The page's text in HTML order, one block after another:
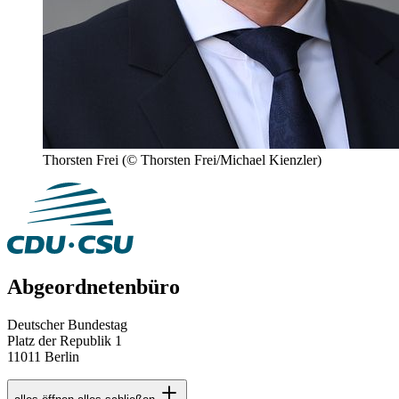
Thorsten Frei (© Thorsten Frei/Michael Kienzler)
Abgeordnetenbüro
Deutscher Bundestag
Platz der Republik 1
11011 Berlin